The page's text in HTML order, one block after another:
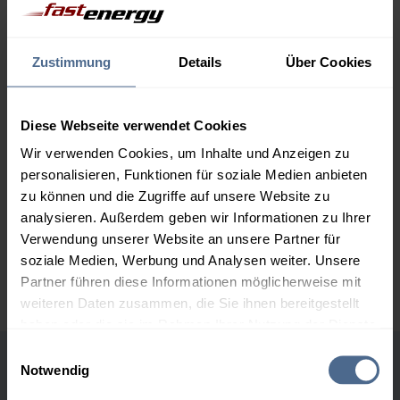
Zustimmung Details Über Cookies
Diese Webseite verwendet Cookies
Wir verwenden Cookies, um Inhalte und Anzeigen zu
personalisieren, Funktionen für soziale Medien anbieten
zu können und die Zugriffe auf unsere Website zu
analysieren. Außerdem geben wir Informationen zu Ihrer
Verwendung unserer Website an unsere Partner für
soziale Medien, Werbung und Analysen weiter. Unsere
Partner führen diese Informationen möglicherweise mit
weiteren Daten zusammen, die Sie ihnen bereitgestellt
Notwendig
2.000 Liter
3.000 Liter
158,21 €
158,21 €
0,00 €
5.000 Liter
156,70 €
156,70 €
Preise für Heizöl in Standardqualität nach Ö-Norm C 1109 in € / 100
Liter inkl. MwSt. und Lieferung bei einer Lieferstelle.
Höchst- und Tiefststände der